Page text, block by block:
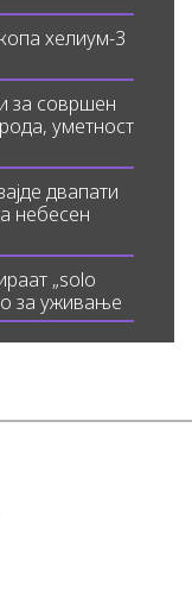
хелиум-3
за совршен
уметност
двапати
небесен
„solo
за уживање